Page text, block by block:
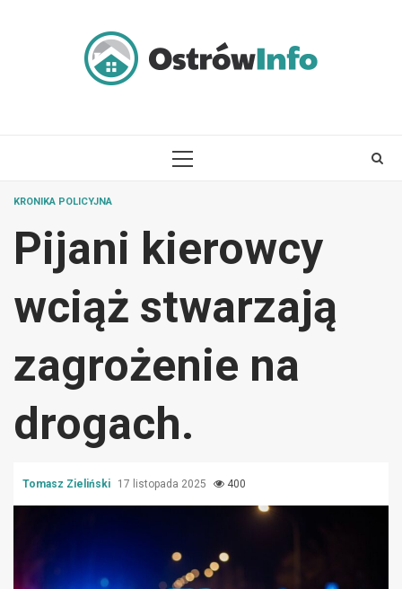
PRIMARY
KRONIKA POLICYJNA
Pijani kierowcy
wciąż stwarzają
zagrożenie na
drogach.
Tomasz Zieliński 17 listopada 2025 400